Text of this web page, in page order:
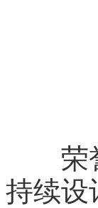
荣誉
持续设